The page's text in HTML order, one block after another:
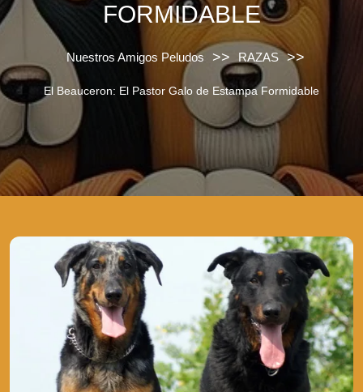
FORMIDABLE
Nuestros Amigos Peludos >> RAZAS >>
El Beauceron: El Pastor Galo de Estampa Formidable